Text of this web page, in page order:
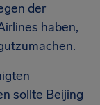
der
haben,
sollte Beijing